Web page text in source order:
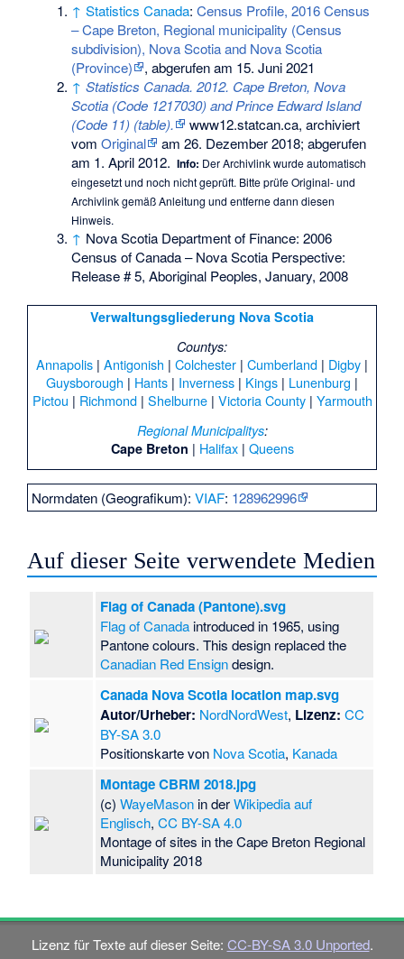
↑ Statistics Canada:Census Profile, 2016 Census
– Cape Breton, Regional municipality (Census
subdivision), Nova Scotia and Nova Scotia
(Province)
, abgerufen am 15. Juni 2021
↑ Statistics Canada. 2012. Cape Breton, Nova
Scotia (Code 1217030) and Prince Edward Island
(Code 11) (table).
www12.statcan.ca, archiviert
vomOriginal am26. Dezember 2018; abgerufen
am 1. April 2012. Info: Der Archivlink wurde automatisch
eingesetzt und noch nicht geprüft. Bitte prüfe Original- und
Archivlink gemäßAnleitung und entferne dann diesen
Hinweis.
↑ Nova Scotia Department of Finance: 2006
Census of Canada – Nova Scotia Perspective:
Release # 5, Aboriginal Peoples, January, 2008
Verwaltungsgliederung Nova Scotia
Countys:
Annapolis | Antigonish | Colchester | Cumberland | Digby |
Guysborough | Hants | Inverness | Kings | Lunenburg |
Pictou | Richmond| Shelburne| Victoria County| Yarmouth
Regional Municipalitys:
Cape Breton | Halifax| Queens
Normdaten (Geografikum):VIAF: 128962996
Auf dieser Seite verwendete Medien
Flag of Canada (Pantone).svg
Flag of Canada introduced in 1965, using
Pantone colours. This design replaced the
Canadian Red Ensigndesign.
Canada Nova Scotia location map.svg
Autor/Urheber: NordNordWest, Lizenz: CC
BY-SA 3.0
Positionskarte von Nova Scotia, Kanada
Montage CBRM 2018.jpg
(c)WayeMason in derWikipedia auf
Englisch,CC BY-SA 4.0
Montage of sites in the Cape Breton Regional
Municipality 2018
Lizenz für Texte auf dieser Seite: CC-BY-SA 3.0 Unported.